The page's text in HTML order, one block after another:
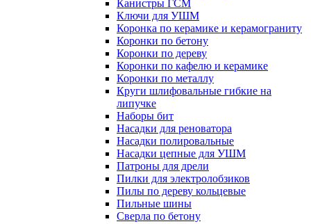
Канистры ГСМ
Ключи для УШМ
Коронка по керамике и керамограниту
Коронки по бетону
Коронки по дереву
Коронки по кафелю и керамике
Коронки по металлу
Круги шлифовальные гибкие на
липучке
Наборы бит
Насадки для реноватора
Насадки полировальные
Насадки цепные для УШМ
Патроны для дрели
Пилки для электролобзиков
Пилы по дереву кольцевые
Пильные шины
Сверла по бетону